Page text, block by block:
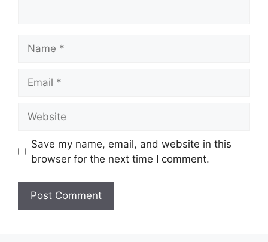
Save my name, email, and website in this
browser for the next time I comment.